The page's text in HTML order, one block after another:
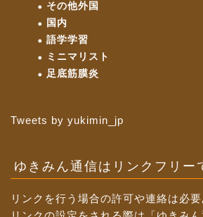
その他外国
国内
語学学習
ミニマリスト
足底筋膜炎
Tweets by yukimin_jp
ゆきみん通信はリンクフリー
リンクを行う場合の許可や連絡は必要